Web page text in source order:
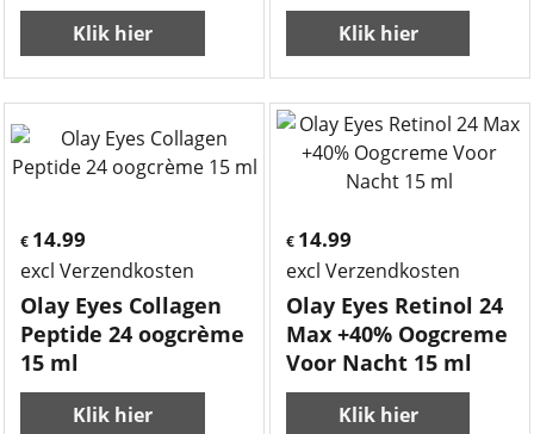
Klik hier Klik hier
€ 14.99
excl Verzendkosten
Olay Eyes Collagen
Peptide 24 oogcrème
15 ml
Klik hier
€ 14.99
excl Verzendkosten
Olay Eyes Retinol 24
Max +40% Oogcreme
Voor Nacht 15 ml
Klik hier